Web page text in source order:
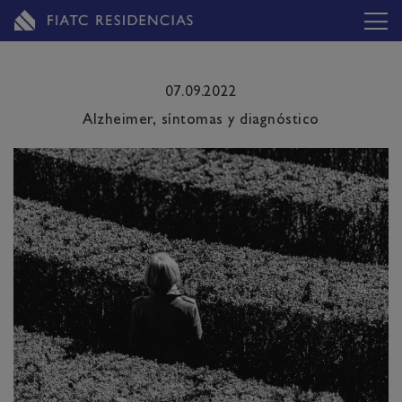
07.09.2022
Alzheimer, síntomas y diagnóstico